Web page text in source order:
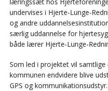
undervises i Hjerte-Lunge-
og andre
særlig uddannelse for
både lærer Hjerte-Lunge-
Som led i projektet vil
kommunen endvidere blive
GPS og